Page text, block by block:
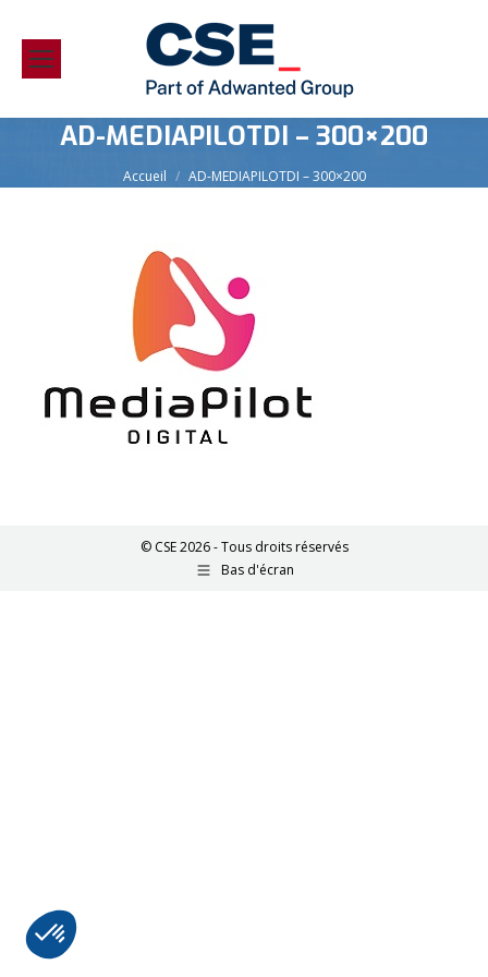
AD-MEDIAPILOTDI – 300×200
Vous êtes ici :
Accueil AD-MEDIAPILOTDI – 300×200
© CSE 2026 - Tous droits réservés
Bas d'écran